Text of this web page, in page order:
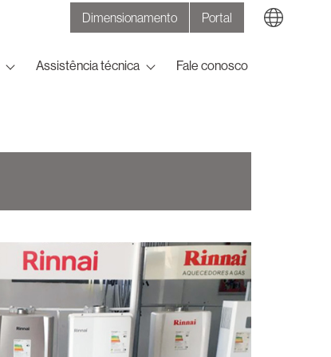
Dimensionamento Portal
Assistência técnica Fale conosco